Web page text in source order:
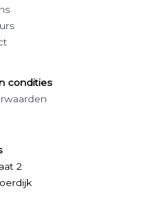
condities
2